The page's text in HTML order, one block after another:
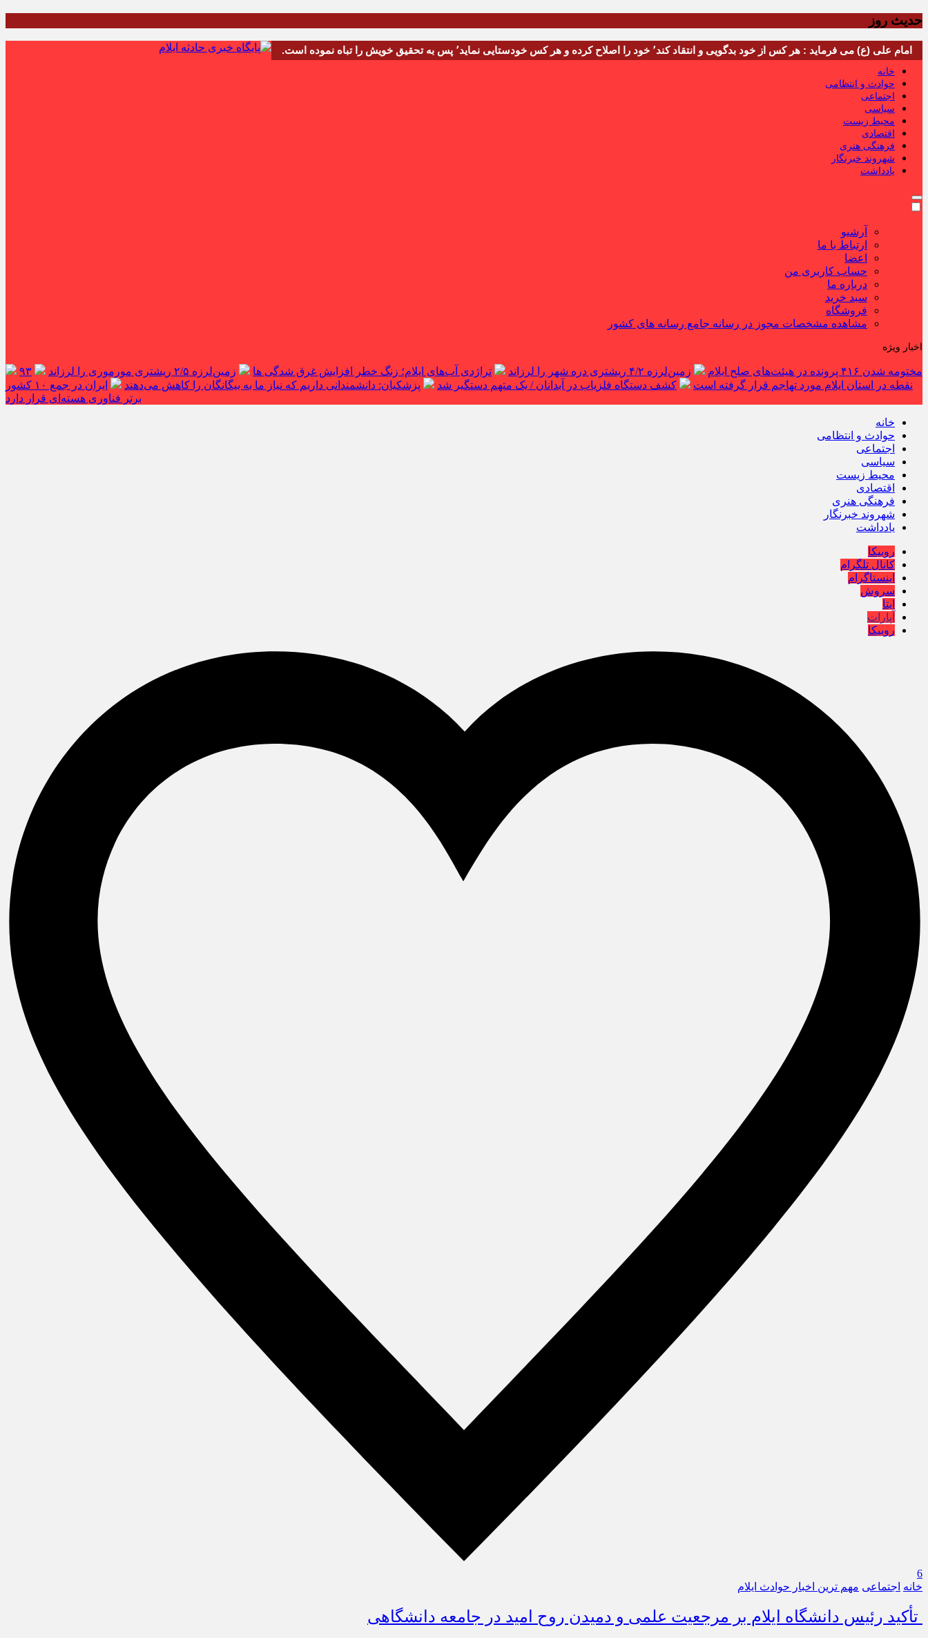
حدیث روز
امام علی (ع) می فرماید : هر کس از خود بدگویی و انتقاد کند٬ خود را اصلاح کرده و هر کس خودستایی نماید٬ پس به تحقیق خویش را تباه نموده است.
خانه
حوادث و انتظامی
اجتماعی
سیاسی
محیط زیست
اقتصادی
فرهنگی هنری
شهروند خبرنگار
یادداشت
آرشیو
ارتباط با ما
اعضا
حساب کاربری من
درباره ما
سبد خرید
فروشگاه
مشاهده مشخصات مجوز در رسانه جامع رسانه های کشور
اخبار ویژه
مختومه شدن ۴۱۶ پرونده در هیئت‌های صلح ایلام زمین‌لرزه ۴/۲ ریشتری دره شهر را لرزاند تراژدی آب‌های ایلام؛ زنگ خطر افزایش غرق شدگی ها زمین‌لرزه ۲/۵ ریشتری مورموری را لرزاند
۹۳
نقطه در استان ایلام مورد تهاجم قرار گرفته است
کشف دستگاه فلزیاب در آبدانان / یک متهم دستگیر شد پزشکیان: دانشمندانی داریم که نیاز ما به بیگانگان را کاهش می‌دهند
ایران در جمع ۱۰ کشور
برتر فناوری هسته‌ای قرار دارد
خانه
حوادث و انتظامی
اجتماعی
سیاسی
محیط زیست
اقتصادی
فرهنگی هنری
شهروند خبرنگار
یادداشت
روبیکا
کانال تلگرام
اینستاگرام
سروش
ایتا
آپارات
روبیکا
6
خانه اجتماعی مهم ترین اخبار حوادث ایلام
تأکید رئیس دانشگاه ایلام بر مرجعیت علمی و دمیدن روح امید در جامعه دانشگاهی